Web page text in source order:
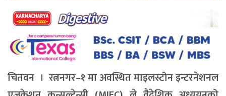
चितवन । रत्ननगर–१ मा अवस्थित माइलस्टोन इन्टरनेशनल